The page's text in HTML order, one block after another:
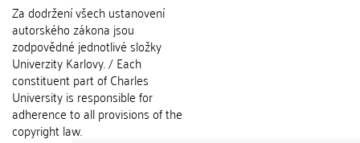
Za dodržení všech ustanovení
autorského zákona jsou
zodpovědné jednotlivé složky
Univerzity Karlovy. / Each
constituent part of Charles
University is responsible for
adherence to all provisions of the
copyright law.